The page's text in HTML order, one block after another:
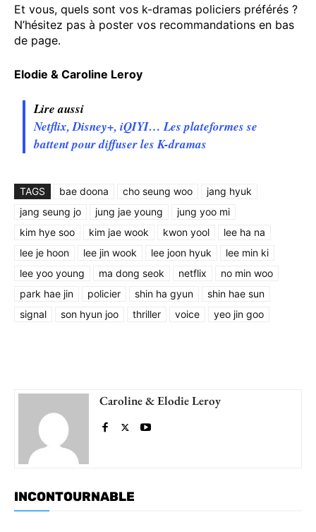
Et vous, quels sont vos k-dramas policiers préférés ?
N’hésitez pas à poster vos recommandations en bas
de page.
Elodie & Caroline Leroy
Lire aussi
Netflix, Disney+, iQIYI… Les plateformes se
battent pour diffuser les K-dramas
TAGS bae doona cho seung woo
jang hyuk
jang seung jo
jung jae young
jung yoo mi
kim hye soo
kim jae wook kwon yool
lee ha na
lee je hoon
lee jin wook lee joon hyuk
lee min ki
lee yoo young
ma dong seok netflix
no min woo
park hae jin
policier shin ha gyun
shin hae sun
signal
son hyun joo thriller voice yeo jin goo
Caroline & Elodie Leroy
INCONTOURNABLE